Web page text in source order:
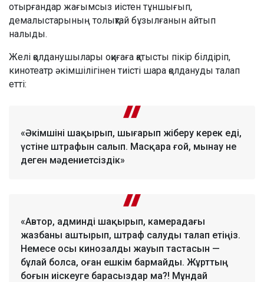
отырғандар жағымсыз иістен тұншығып,
демалыстарының толықтай бұзылғанын айтып
налыды.
Желі қолданушылары оқиғаға қатысты пікір білдіріп,
кинотеатр әкімшілігінен тиісті шара қолдануды талап
етті:
«Әкімшіні шақырып, шығарып жіберу керек еді,
үстіне штрафын салып. Масқара ғой, мынау не
деген мәдениетсіздік»
«Автор, админді шақырып, камерадағы
жазбаны аштырып, штраф салуды талап етіңіз.
Немесе осы кинозалды жауып тастасын —
бұлай болса, оған ешкім бармайды. Жұрттың
боғын иіскеуге барасыздар ма?! Мұндай